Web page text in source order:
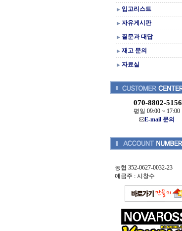
입고리스트
자유게시판
질문과 대답
재고 문의
자료실
070-8802-5156
평일 09:00 ~ 17:00
E-mail 문의
농협 352-0627-0032-23
예금주 : 시창수